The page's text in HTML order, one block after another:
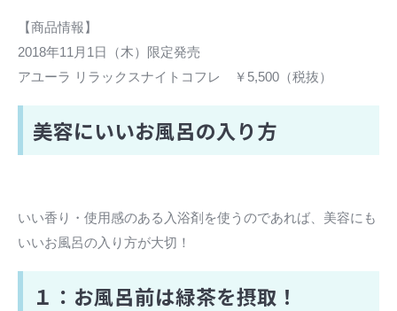
【商品情報】
2018年11月1日（木）限定発売
アユーラ リラックスナイトコフレ ￥5,500（税抜）
美容にいいお風呂の入り方
いい香り・使用感のある入浴剤を使うのであれば、美容にも
いいお風呂の入り方が大切！
１：お風呂前は緑茶を摂取！